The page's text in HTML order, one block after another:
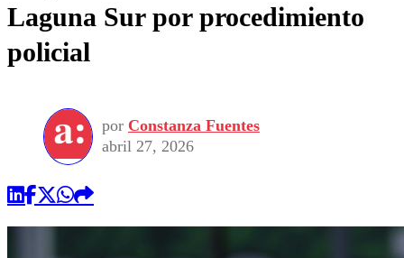
Laguna Sur por procedimiento
policial
por Constanza Fuentes
abril 27, 2026